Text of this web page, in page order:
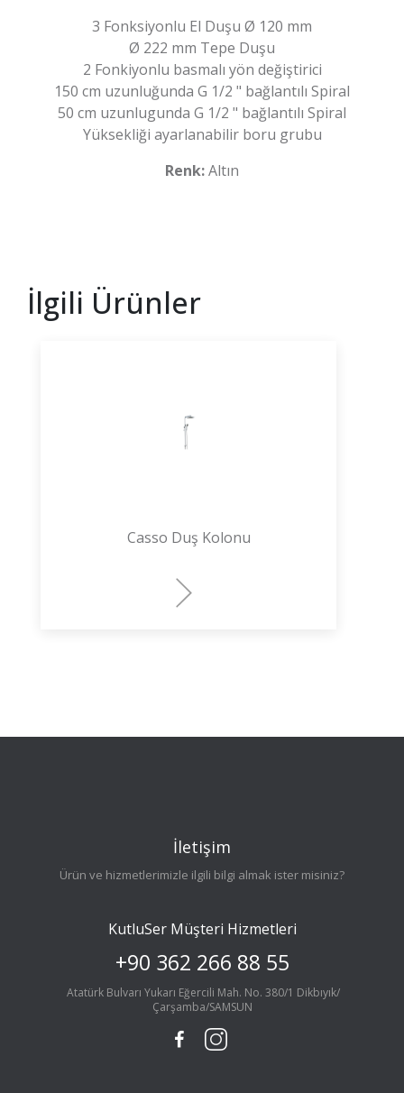
3 Fonksiyonlu El Duşu Ø 120 mm
Ø 222 mm Tepe Duşu
2 Fonkiyonlu basmalı yön değiştirici
150 cm uzunluğunda G 1/2 " bağlantılı Spiral
50 cm uzunlugunda G 1/2 " bağlantılı Spiral
Yüksekliği ayarlanabilir boru grubu
Renk:Altın
İlgili Ürünler
Casso Duş Kolonu
İletişim
Ürün ve hizmetlerimizle ilgili bilgi almak ister misiniz?
KutluSer Müşteri Hizmetleri
+90 362 266 88 55
Atatürk Bulvarı Yukarı Eğercili Mah. No. 380/1 Dikbıyık/
Çarşamba/SAMSUN